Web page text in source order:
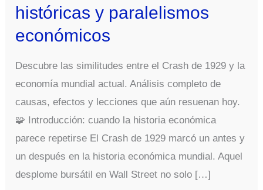
históricas y paralelismos
económicos
Descubre las similitudes entre el Crash de 1929 y la
economía mundial actual. Análisis completo de
causas, efectos y lecciones que aún resuenan hoy.
🧩 Introducción: cuando la historia económica
parece repetirse El Crash de 1929 marcó un antes y
un después en la historia económica mundial. Aquel
desplome bursátil en Wall Street no solo […]